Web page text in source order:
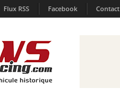
Flux RSS Facebook Contact